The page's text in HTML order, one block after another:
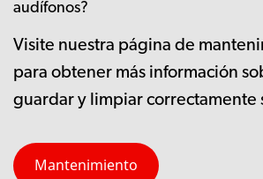
audífonos?
Visite nuestra página de
para obtener más información
guardar y limpiar correctamente
Mantenimiento